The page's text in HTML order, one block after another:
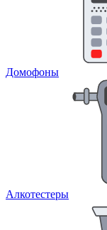
Домофоны
Алкотестеры